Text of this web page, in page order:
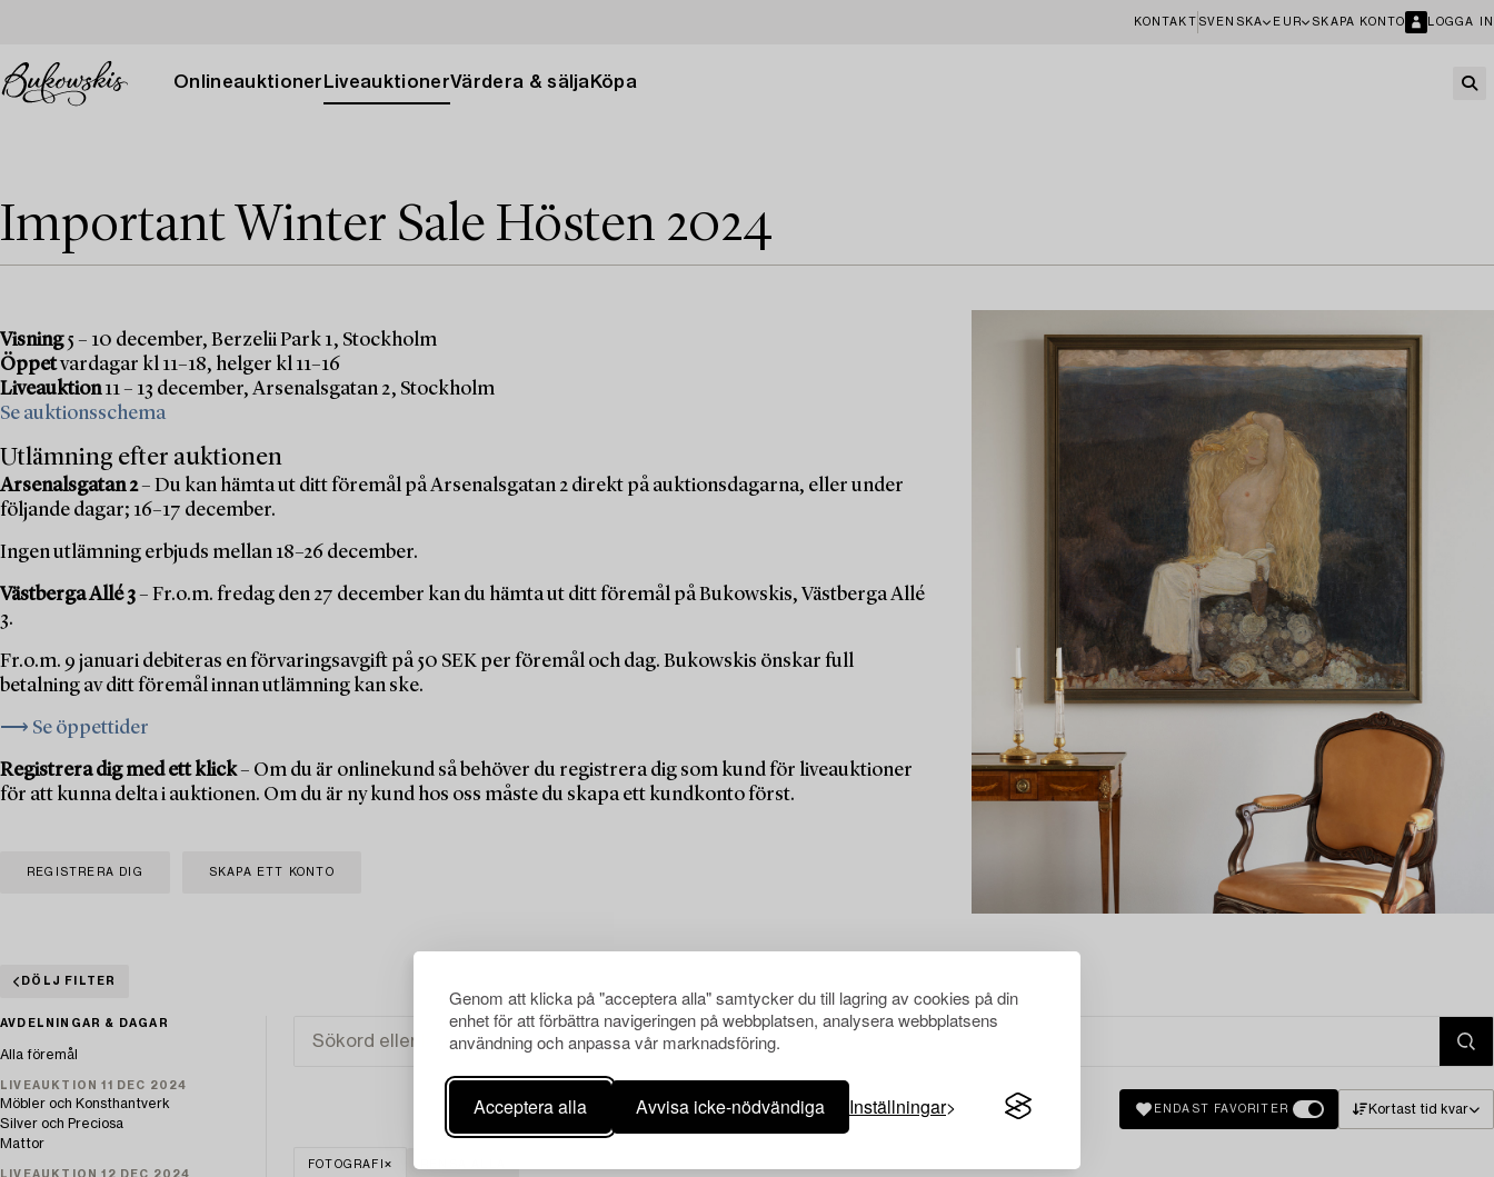
Genom att klicka på "acceptera alla" samtycker du till lagring av cookies på din
enhet för att förbättra navigeringen på webbplatsen, analysera webbplatsens
användning och anpassa vår marknadsföring.
Acceptera alla Avvisa icke-nödvändiga Inställningar
KONTAKT SVENSKA EUR SKAPA KONTO LOGGA IN
Onlineauktioner LiveauktionerVärdera & sälja Köpa
Important Winter Sale Hösten 2024
Visning5 – 10 december, Berzelii Park 1, Stockholm
Öppetvardagar kl 11–18, helger kl 11–16
Liveauktion11 – 13 december, Arsenalsgatan 2, Stockholm
Se auktionsschema
Utlämning efter auktionen
Arsenalsgatan 2– Du kan hämta ut ditt föremål på Arsenalsgatan 2 direkt på auktionsdagarna, eller under
följande dagar; 16–17 december.
Ingen utlämning erbjuds mellan 18–26 december.
Västberga Allé 3– Fr.o.m. fredag den 27 december kan du hämta ut ditt föremål på Bukowskis, Västberga Allé
3.
Fr.o.m. 9 januari debiteras en förvaringsavgift på 50 SEK per föremål och dag. Bukowskis önskar full
betalning av ditt föremål innan utlämning kan ske.
⟶ Se öppettider
Registrera dig med ett klick– Om du är onlinekund så behöver du registrera dig som kund för liveauktioner
för att kunna delta i auktionen. Om du är ny kund hos oss måste du skapa ett kundkonto först.
REGISTRERA DIG SKAPA ETT KONTO
DÖLJ FILTER
AVDELNINGAR & DAGAR
Alla föremål
LIVEAUKTION 11 DEC 2024
Möbler och Konsthantverk
Silver och Preciosa
Mattor
LIVEAUKTION 12 DEC 2024
ENDAST FAVORITER Kortast tid kvar
FOTOGRAFI